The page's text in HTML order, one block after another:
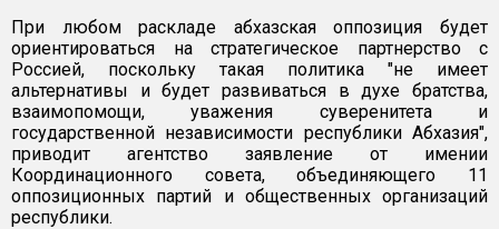
При любом раскладе абхазская оппозиция будет
ориентироваться на стратегическое партнерство с
Россией, поскольку такая политика "не имеет
альтернативы и будет развиваться в духе братства,
взаимопомощи, уважения суверенитета и
государственной независимости республики Абхазия",
приводит агентство заявление от имении
Координационного совета, объединяющего 11
оппозиционных партий и общественных организаций
республики.